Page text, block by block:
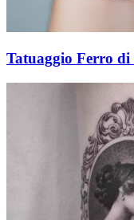
Tatuaggio Ferro di